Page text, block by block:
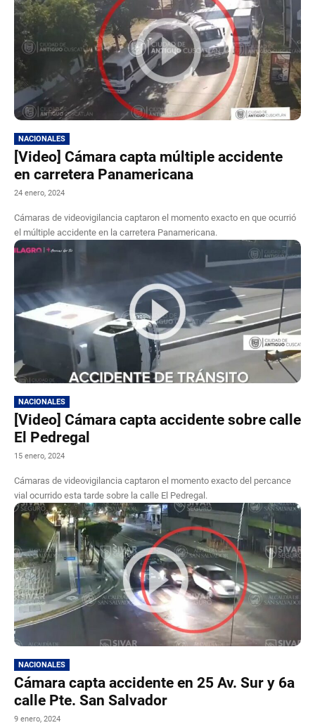
NACIONALES
[Video] Cámara capta múltiple accidente
en carretera Panamericana
24 enero, 2024
Cámaras de videovigilancia captaron el momento exacto en que ocurrió
el múltiple accidente en la carretera Panamericana.
NACIONALES
[Video] Cámara capta accidente sobre calle
El Pedregal
15 enero, 2024
Cámaras de videovigilancia captaron el momento exacto del percance
vial ocurrido esta tarde sobre la calle El Pedregal.
NACIONALES
Cámara capta accidente en 25 Av. Sur y 6a
calle Pte. San Salvador
9 enero, 2024